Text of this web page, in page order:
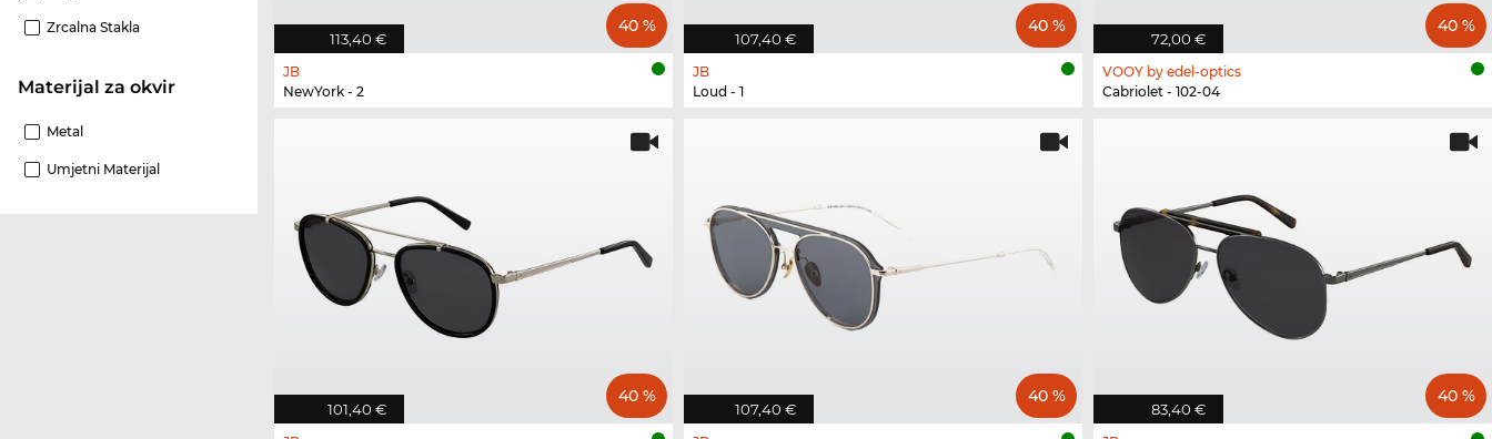
Zrcalna Stakla
materijal za okvir
Metal
Umjetni Materijal
113,40 €
40 %
JB
NewYork - 2
107,40 €
40 %
JB
Loud - 1
72,00 €
40 %
VOOY by edel-optics
Cabriolet - 102-04
101,40 €
40 %
107,40 €
40 %
83,40 €
40 %